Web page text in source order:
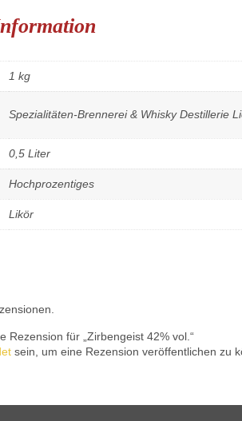
1 kg
Spezialitäten-Brennerei & Whisky Destillerie
0,5 Liter
Hochprozentiges
Likör
Rezension für „Zirbengeist 42% vol.“
sein, um eine Rezension veröffentlichen zu